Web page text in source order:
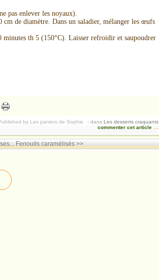
pas enlever les noyaux).
de diamètre. Dans un saladier, mélanger les œufs
minutes th 5 (150°C). Laisser refroidir et saupoudrer
by Les paniers de Sophie - dans Les desserts craquants
commenter cet article
Fenouils caramélisés >>